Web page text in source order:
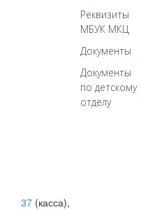
Реквизиты
МБУК МКЦ
Документы
Документы
по детскому
отделу
37 (касса),